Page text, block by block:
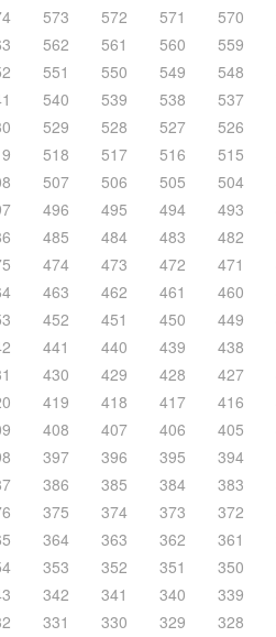
573 572 571 570
562 561 560 559
551 550 549 548
540 539 538 537
529 528 527 526
518 517 516 515
507 506 505 504
496 495 494 493
485 484 483 482
474 473 472 471
463 462 461 460
452 451 450 449
441 440 439 438
430 429 428 427
419 418 417 416
408 407 406 405
397 396 395 394
386 385 384 383
375 374 373 372
364 363 362 361
353 352 351 350
342 341 340 339
331 330 329 328